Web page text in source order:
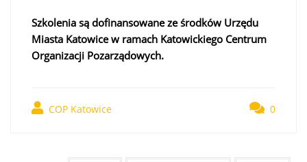
Szkolenia są dofinansowane ze środków Urzędu
Miasta Katowice w ramach Katowickiego Centrum
Organizacji Pozarządowych.
COP Katowice 0